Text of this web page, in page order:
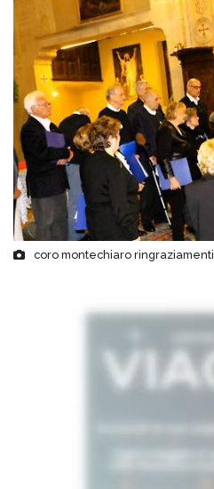
coro montechiaro ringraziamenti